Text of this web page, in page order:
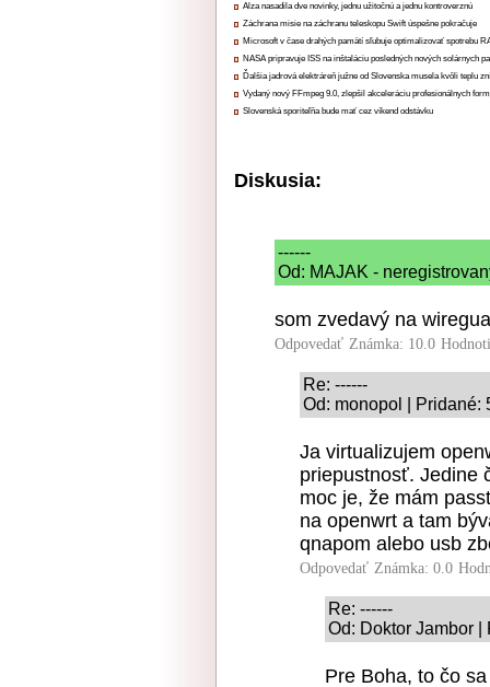
Alza nasadila dve novinky, jednu užitočnú a jednu kontroverznú
Záchrana misie na záchranu teleskopu Swift úspešne pokračuje
Microsoft v čase drahých pamätí sľubuje optimalizovať spotrebu
NASA pripravuje ISS na inštaláciu posledných nových solárnych
Ďalšia jadrová elektráreň južne od Slovenska musela kvôli teplu
Vydaný nový FFmpeg 9.0, zlepšil akceleráciu profesionálnych
Slovenská sporiteľňa bude mať cez víkend odstávku
Diskusia:
------
Od: MAJAK -
som zvedavý na
Odpovedať Známka: 10.0
Re: ------
Od: monopol | Pridané:
Ja virtualizujem
priepustnosť. Jedine
moc je, že mám
na openwrt a tam
qnapom alebo usb
Odpovedať Známka: 0.0
Re: ------
Od: Doktor Jambor |
Pre Boha, to čo